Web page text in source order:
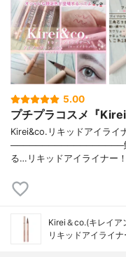
5.00
プチプラコスメ『
Kirei&co.リキッドアイライ
──────────────────鮮
る…リキッドアイライナー
Kirei＆co.(キレイア
リキッドアイライナ